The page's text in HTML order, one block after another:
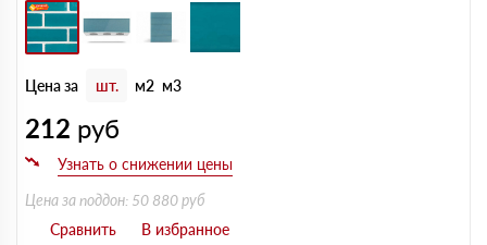
Цена за шт. м2 м3
212 руб
Цена за поддон: 50 880 руб